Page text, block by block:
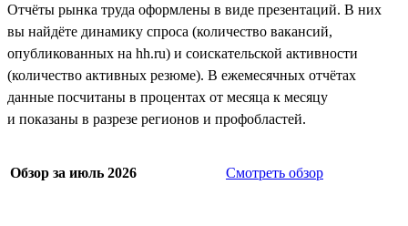
Отчёты рынка труда оформлены в виде презентаций. В них
вы найдёте динамику спроса (количество вакансий,
опубликованных на hh.ru) и соискательской активности
(количество активных резюме). В ежемесячных отчётах
данные посчитаны в процентах от месяца к месяцу
и показаны в разрезе регионов и профобластей.
Обзор за июль 2026 Смотреть обзор